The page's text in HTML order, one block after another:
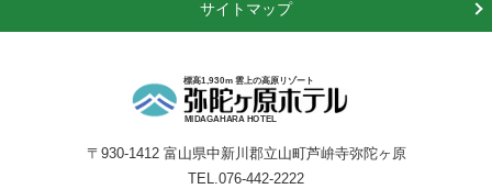
サイトマップ
標高1,930m 雲上の高原リゾート
MIDAGAHARA HOTEL
〒930-1412 富山県中新川郡立山町芦峅寺弥陀ヶ原
TEL.076-442-2222